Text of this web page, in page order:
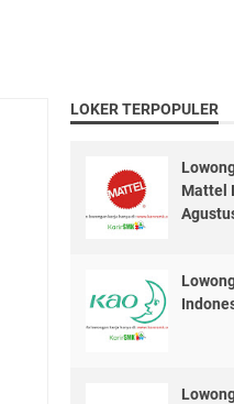
LOKER TERPOPULER
Mattel